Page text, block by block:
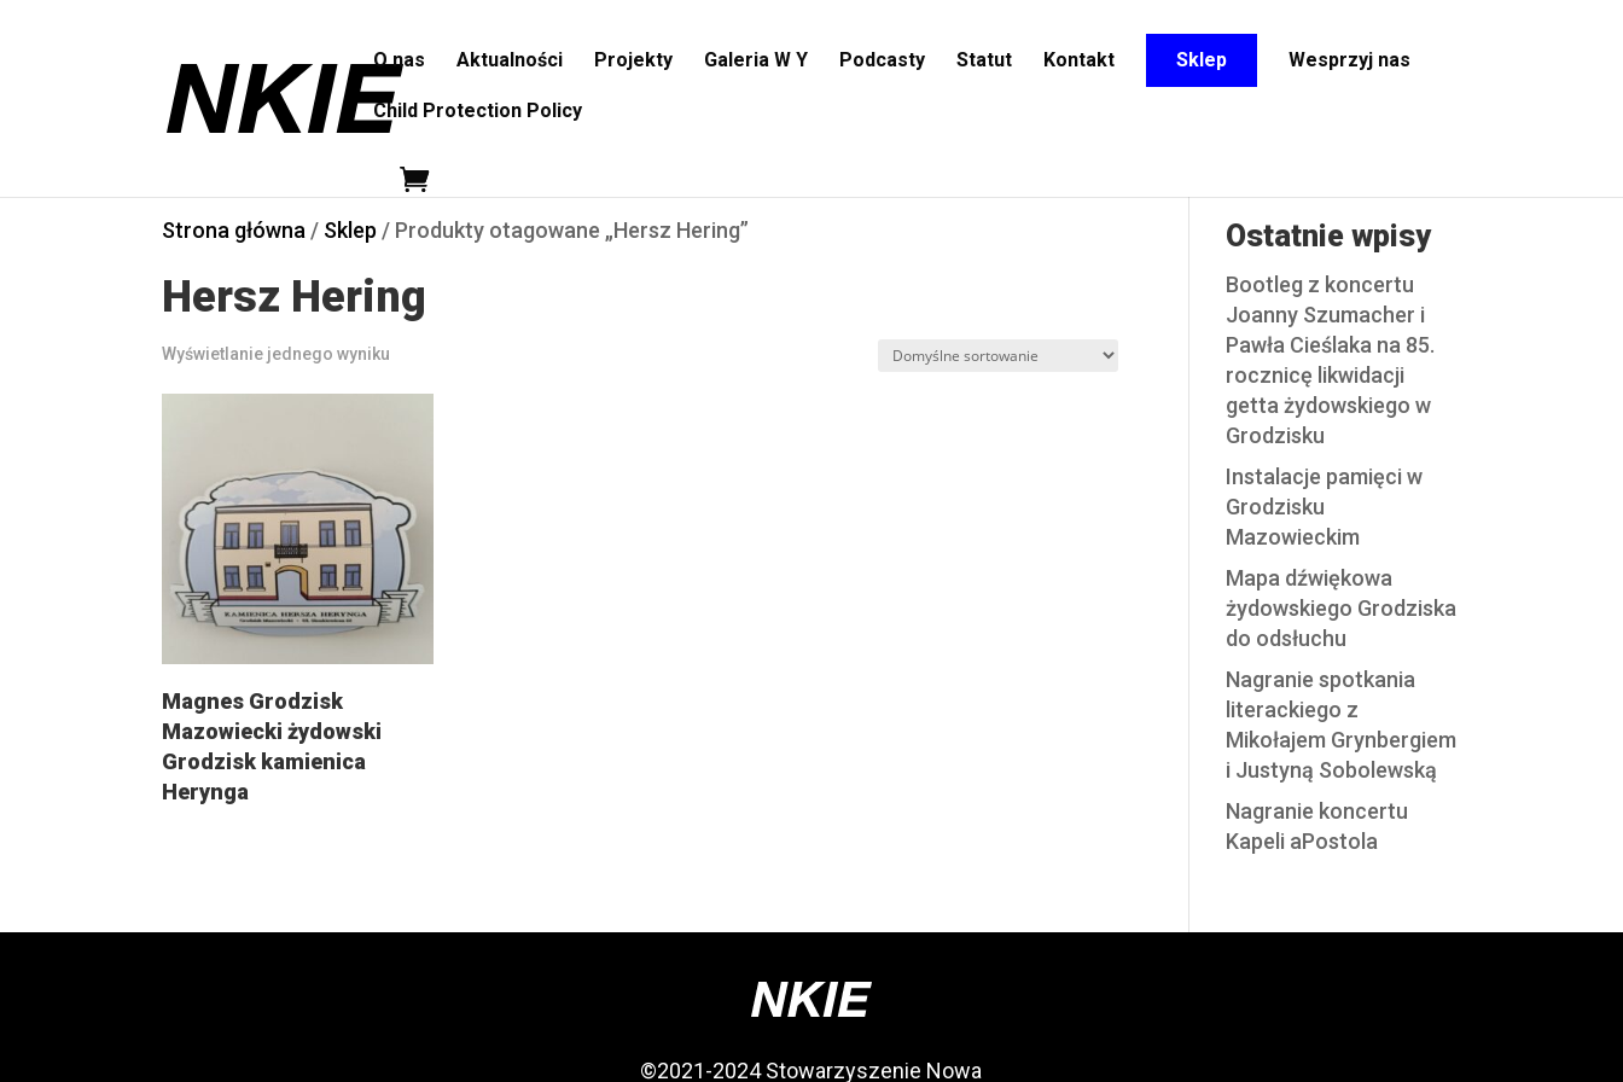
O nas Aktualności Projekty Galeria W Y Podcasty Statut Kontakt Sklep Wesprzyj nas
Child Protection Policy
Strona główna / Sklep / Produkty otagowane „Hersz Hering”
Hersz Hering
Wyświetlanie jednego wyniku
Magnes Grodzisk
Mazowiecki żydowski
Grodzisk kamienica
Herynga
Ostatnie wpisy
Bootleg z koncertu
Joanny Szumacher i
Pawła Cieślaka na 85.
rocznicę likwidacji
getta żydowskiego w
Grodzisku
Instalacje pamięci w
Grodzisku
Mazowieckim
Mapa dźwiękowa
żydowskiego Grodziska
do odsłuchu
Nagranie spotkania
literackiego z
Mikołajem Grynbergiem
i Justyną Sobolewską
Nagranie koncertu
Kapeli aPostola
©2021-2024 Stowarzyszenie Nowa